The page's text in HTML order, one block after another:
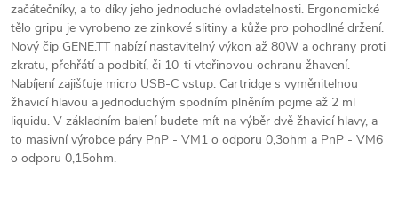
začátečníky, a to díky jeho jednoduché ovladatelnosti. Ergonomické
tělo gripu je vyrobeno ze zinkové slitiny a kůže pro pohodlné držení.
Nový čip GENE.TT nabízí nastavitelný výkon až 80W a ochrany proti
zkratu, přehřátí a podbití, či 10-ti vteřinovou ochranu žhavení.
Nabíjení zajišťuje micro USB-C vstup. Cartridge s vyměnitelnou
žhavicí hlavou a jednoduchým spodním plněním pojme až 2 ml
liquidu. V základním balení budete mít na výběr dvě žhavicí hlavy, a
to masivní výrobce páry PnP - VM1 o odporu 0,3ohm a PnP - VM6
o odporu 0,15ohm.